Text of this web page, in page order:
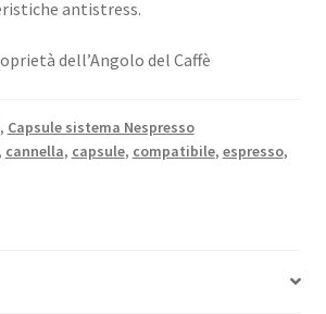
antistress.
dell’Angolo del Caffè
, Capsule sistema Nespresso
, cannella, capsule, compatibile, espresso,